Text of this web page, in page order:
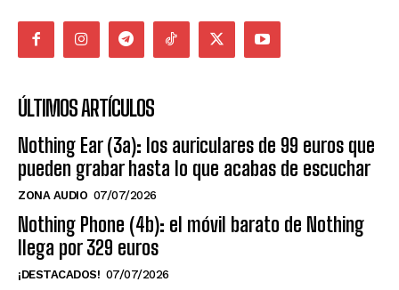
ÚLTIMOS ARTÍCULOS
Nothing Ear (3a): los auriculares de 99 euros que
pueden grabar hasta lo que acabas de escuchar
ZONA AUDIO 07/07/2026
Nothing Phone (4b): el móvil barato de Nothing
llega por 329 euros
¡DESTACADOS! 07/07/2026